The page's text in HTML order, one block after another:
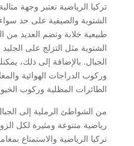
تركيا الرياضية تعتبر وجهة
الشتوية والصيفية على حد سواء.
طبيعية خلابة وتضم العديد
الشتوية مثل التزلج على
الجبال. بالإضافة إلى ذلك،
وركوب الدراجات الهوائية
الطائرات المظلية وركوب
من الشواطئ الرملية إلى
رياضية متنوعة ومثيرة لكل
تركيا الرياضية والاستمتاع